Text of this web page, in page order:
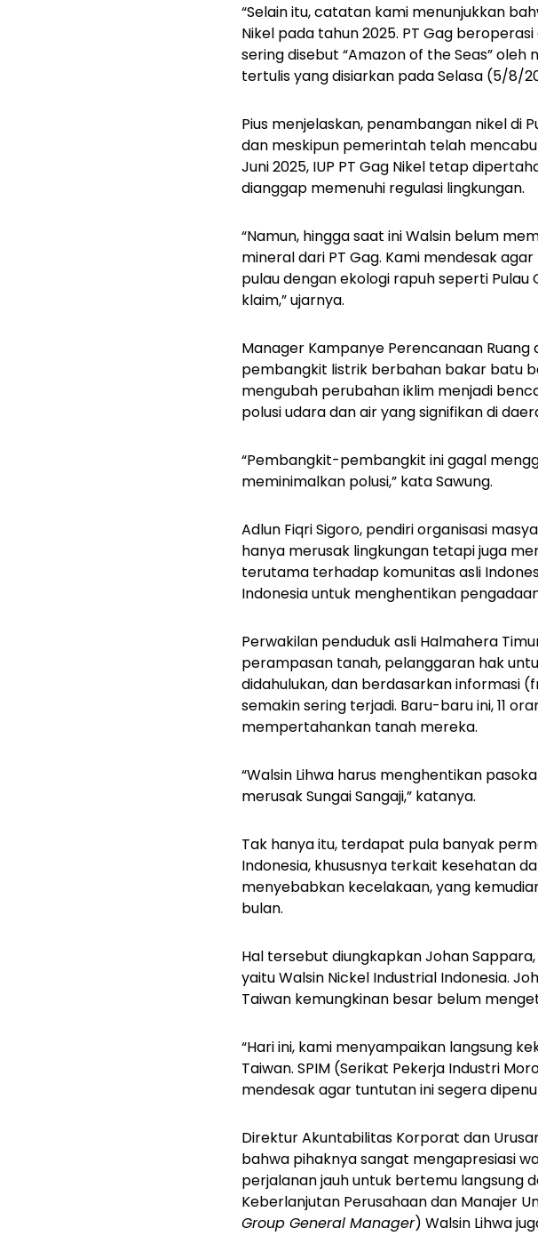
“Selain itu, catatan kami menunjukkan
Nikel pada tahun 2025. PT Gag
sering disebut “Amazon of the Seas”
tertulis yang disiarkan pada Selasa (5/8/
Pius menjelaskan, penambangan nikel di
dan meskipun pemerintah telah
Juni 2025, IUP PT Gag Nikel tetap
dianggap memenuhi regulasi lingkungan.
“Namun, hingga saat ini Walsin belum
mineral dari PT Gag. Kami mendesak
pulau dengan ekologi rapuh seperti
klaim,” ujarnya.
Manager Kampanye Perencanaan
pembangkit listrik berbahan bakar batu
mengubah perubahan iklim menjadi
polusi udara dan air yang signifikan di
“Pembangkit-pembangkit ini gagal
meminimalkan polusi,” kata Sawung.
Adlun Fiqri Sigoro, pendiri organisasi
hanya merusak lingkungan tetapi juga
terutama terhadap komunitas asli
Indonesia untuk menghentikan
Perwakilan penduduk asli Halmahera
perampasan tanah, pelanggaran hak
didahulukan, dan berdasarkan informasi (
semakin sering terjadi. Baru-baru ini, 11
mempertahankan tanah mereka.
“Walsin Lihwa harus menghentikan
merusak Sungai Sangaji,” katanya.
Tak hanya itu, terdapat pula banyak
Indonesia, khususnya terkait kesehatan
menyebabkan kecelakaan, yang
bulan.
Hal tersebut diungkapkan Johan
yaitu Walsin Nickel Industrial Indonesia.
Taiwan kemungkinan besar belum
“Hari ini, kami menyampaikan langsung
Taiwan. SPIM (Serikat Pekerja Industri
mendesak agar tuntutan ini segera
Direktur Akuntabilitas Korporat dan
bahwa pihaknya sangat mengapresiasi
perjalanan jauh untuk bertemu langsung
Keberlanjutan Perusahaan dan Manajer
Group General Manager) Walsin Lihwa